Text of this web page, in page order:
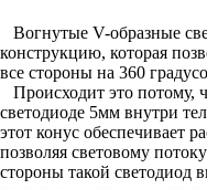
Вогнутые V-образные
конструкцию, которая
все стороны на 360
Происходит это потому,
светодиоде 5мм внутри
этот конус обеспечивает
позволяя световому
стороны такой светодиод